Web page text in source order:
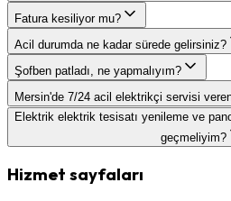
Fatura kesiliyor mu?
Acil durumda ne kadar sürede gelirsiniz?
Şofben patladı, ne yapmalıyım?
Mersin'de 7/24 acil elektrikçi servisi
Elektrik elektrik tesisatı yenileme ve
geçmeliyim?
Hizmet sayfaları